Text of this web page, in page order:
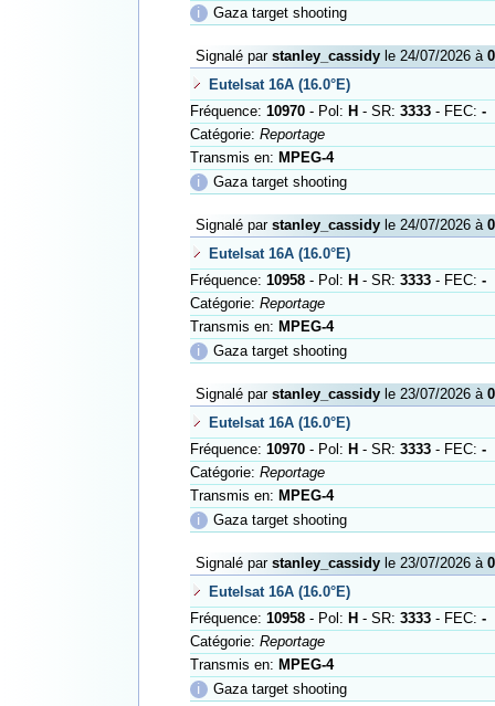
ℹ
Gaza target shooting
Signalé par stanley_cassidyle 24/07/2026 à
Eutelsat 16A (16.0°E)
Fréquence: 10970- Pol: H - SR: 3333- FEC: -
Catégorie: Reportage
Transmis en: MPEG-4
ℹ
Gaza target shooting
Signalé par stanley_cassidyle 24/07/2026 à
Eutelsat 16A (16.0°E)
Fréquence: 10958- Pol: H - SR: 3333- FEC: -
Catégorie: Reportage
Transmis en: MPEG-4
ℹ
Gaza target shooting
Signalé par stanley_cassidyle 23/07/2026 à
Eutelsat 16A (16.0°E)
Fréquence: 10970- Pol: H - SR: 3333- FEC: -
Catégorie: Reportage
Transmis en: MPEG-4
ℹ
Gaza target shooting
Signalé par stanley_cassidyle 23/07/2026 à
Eutelsat 16A (16.0°E)
Fréquence: 10958- Pol: H - SR: 3333- FEC: -
Catégorie: Reportage
Transmis en: MPEG-4
ℹ
Gaza target shooting